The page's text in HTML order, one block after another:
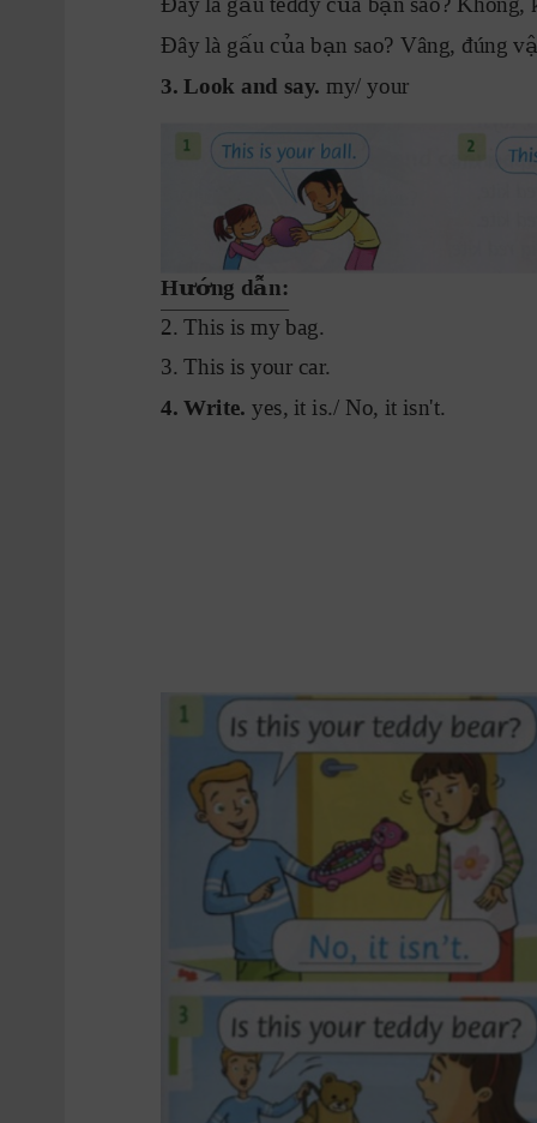
Đây là g u teddy c a b n sao? Không,
Đây là g u c a b n sao? Vâng, đúng v
ấ ủ ạ ậ
3. Look and say. my/ your
H ng d n:
ướ ẫ
2. This is my bag.
3. This is your car.
4. Write. yes, it is./ No, it isn't.